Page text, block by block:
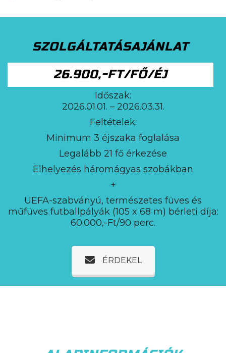
SZOLGÁLTATÁSAJÁNLAT
26.900,-FT/FŐ/ÉJ
Időszak:
2026.01.01. – 2026.03.31.
Feltételek:
Minimum 3 éjszaka foglalása
Legalább 21 fő érkezése
Elhelyezés háromágyas szobákban
+
UEFA-szabványú, természetes füves és
műfüves futballpályák (105 x 68 m) bérleti díja:
60.000,-Ft/90 perc.
ÉRDEKEL